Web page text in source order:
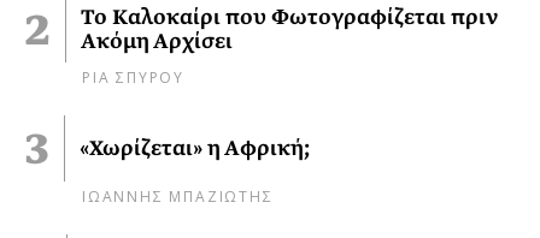
Το Καλοκαίρι που Φωτογραφίζεται πριν
Ακόμη Αρχίσει
ΡΙΑ ΣΠΥΡΟΥ
«Χωρίζεται» η Αφρική;
ΙΩΑΝΝΗΣ ΜΠΑΖΙΩΤΗΣ